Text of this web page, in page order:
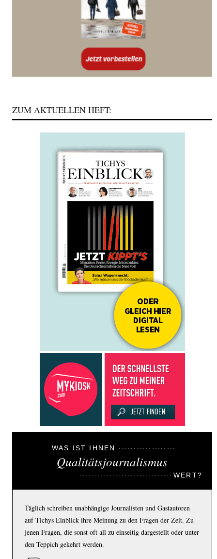
ZUM AKTUELLEN HEFT:
WAS IST IHNEN
Qualitätsjournalismus
WERT?
Täglich schreiben unabhängige Journalisten und Gastautoren
auf Tichys Einblick ihre Meinung zu den Fragen der Zeit. Zu
jenen Fragen, die sonst oft all zu einseitig dargestellt oder unter
den Teppich gekehrt werden.